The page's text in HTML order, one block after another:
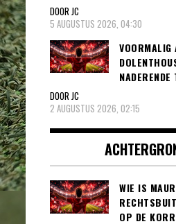
DOOR JC
5 AUGUSTUS 2026, 04:30
VOORMALIG
DOOR JC
2 AUGUSTUS 2026, 02:15
WIE IS
OP DE